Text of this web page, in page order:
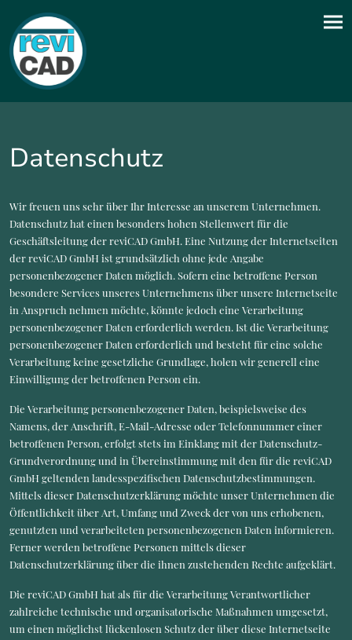
Datenschutz
Wir freuen uns sehr über Ihr Interesse an unserem Unternehmen.
Datenschutz hat einen besonders hohen Stellenwert für die
Geschäftsleitung der reviCAD GmbH. Eine Nutzung der Internetseiten
der reviCAD GmbH ist grundsätzlich ohne jede Angabe
personenbezogener Daten möglich. Sofern eine betroffene Person
besondere Services unseres Unternehmens über unsere Internetseite
in Anspruch nehmen möchte, könnte jedoch eine Verarbeitung
personenbezogener Daten erforderlich werden. Ist die Verarbeitung
personenbezogener Daten erforderlich und besteht für eine solche
Verarbeitung keine gesetzliche Grundlage, holen wir generell eine
Einwilligung der betroffenen Person ein.
Die Verarbeitung personenbezogener Daten, beispielsweise des
Namens, der Anschrift, E-Mail-Adresse oder Telefonnummer einer
betroffenen Person, erfolgt stets im Einklang mit der Datenschutz-
Grundverordnung und in Übereinstimmung mit den für die reviCAD
GmbH geltenden landesspezifischen Datenschutzbestimmungen.
Mittels dieser Datenschutzerklärung möchte unser Unternehmen die
Öffentlichkeit über Art, Umfang und Zweck der von uns erhobenen,
genutzten und verarbeiteten personenbezogenen Daten informieren.
Ferner werden betroffene Personen mittels dieser
Datenschutzerklärung über die ihnen zustehenden Rechte aufgeklärt.
Die reviCAD GmbH hat als für die Verarbeitung Verantwortlicher
zahlreiche technische und organisatorische Maßnahmen umgesetzt,
um einen möglichst lückenlosen Schutz der über diese Internetseite